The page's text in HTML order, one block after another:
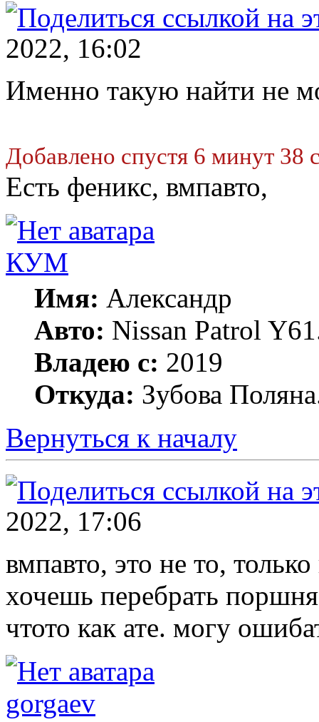
2022, 16:02
Именно такую найти не
Добавлено спустя 6 минут 38
Есть феникс, вмпавто,
КУМ
Имя: Александр
Авто: Nissan Patrol
Владею с: 2019
Откуда: Зубова
Вернуться к началу
2022, 17:06
вмпавто, это не то,
хочешь перебрать
чтото как ате. могу
gorgaev